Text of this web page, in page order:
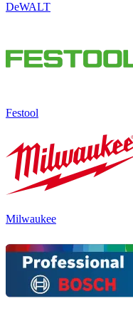
DeWALT
Festool
Milwaukee